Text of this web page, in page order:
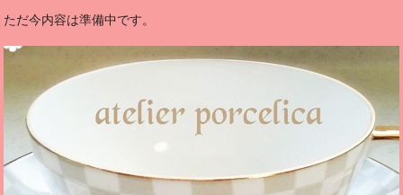
ただ今内容は準備中です。